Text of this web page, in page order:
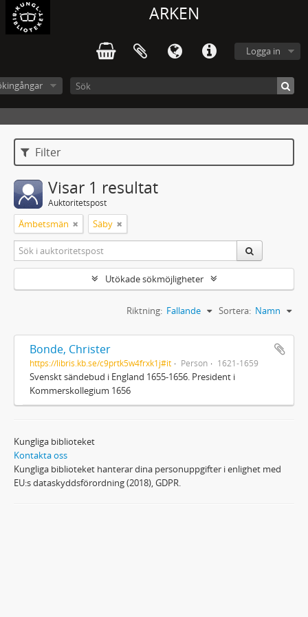
ARKEN
Logga in
Filter
Visar 1 resultat
Auktoritetspost
Ämbetsmän Säby
Utökade sökmöjligheter
Sortera: Namn
Riktning: Fallande
Bonde, Christer
https://libris.kb.se/c9prtk5w4frxk1j#it Person 1621-1659
Svenskt sändebud i England 1655-1656. President i
Kommerskollegium 1656
Kungliga biblioteket
Kontakta oss
Kungliga biblioteket hanterar dina personuppgifter i enlighet med
EU:s dataskyddsförordning (2018), GDPR.